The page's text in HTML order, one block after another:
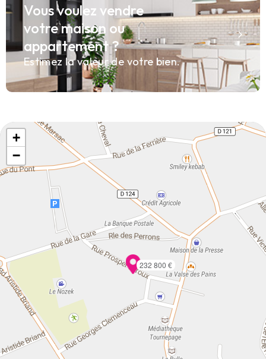
Vous voulez vendre
votre maison ou
appartement ?
Estimez la valeur de votre bien.
232 800 €
+
−